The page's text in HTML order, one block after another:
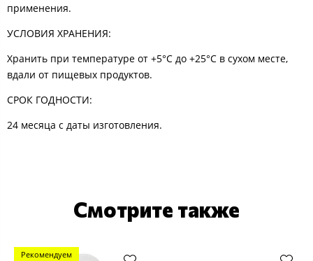
применения.
УСЛОВИЯ ХРАНЕНИЯ:
Хранить при температуре от +5°C до +25°C в сухом месте,
вдали от пищевых продуктов.
СРОК ГОДНОСТИ:
24 месяца с даты изготовления.
Смотрите также
Рекомендуем